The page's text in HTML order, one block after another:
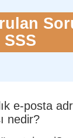
SSS
e-posta
nedir?